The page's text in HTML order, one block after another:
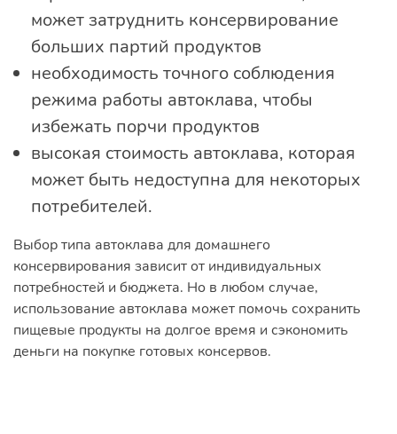
может затруднить консервирование
больших партий продуктов
необходимость точного соблюдения
режима работы автоклава, чтобы
избежать порчи продуктов
высокая стоимость автоклава, которая
может быть недоступна для некоторых
потребителей.
Выбор типа автоклава для домашнего
консервирования зависит от индивидуальных
потребностей и бюджета. Но в любом случае,
использование автоклава может помочь сохранить
пищевые продукты на долгое время и сэкономить
деньги на покупке готовых консервов.